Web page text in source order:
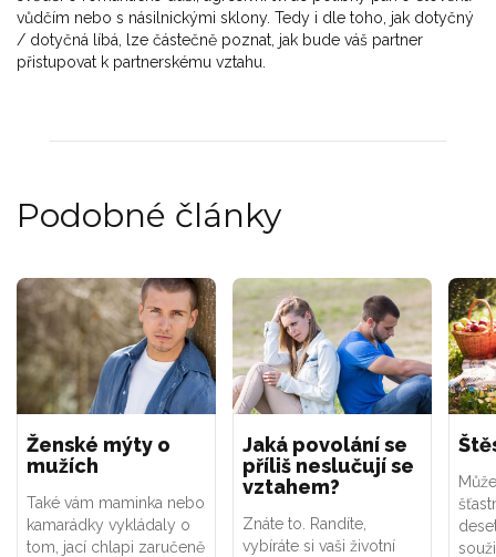
vůdčím nebo s násilnickými sklony. Tedy i dle toho, jak dotyčný
/ dotyčná líbá, lze částečně poznat, jak bude váš partner
přistupovat k partnerskému vztahu.
Podobné články
Ženské mýty o
mužích
Také vám maminka nebo
kamarádky vykládaly o
tom, jací chlapi zaručeně
Jaká povolání se
příliš neslučují se
vztahem?
Znáte to. Randíte,
vybíráte si vaši životní